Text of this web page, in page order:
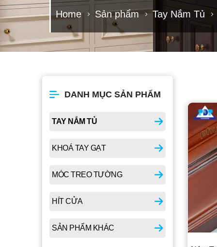
Home Sản phẩm Tay Nắm Tủ
DANH MỤC SẢN PHẨM
TAY NẮM TỦ
KHOÁ TAY GẠT
MÓC TREO TƯỜNG
HÍT CỬA
SẢN PHẨM KHÁC